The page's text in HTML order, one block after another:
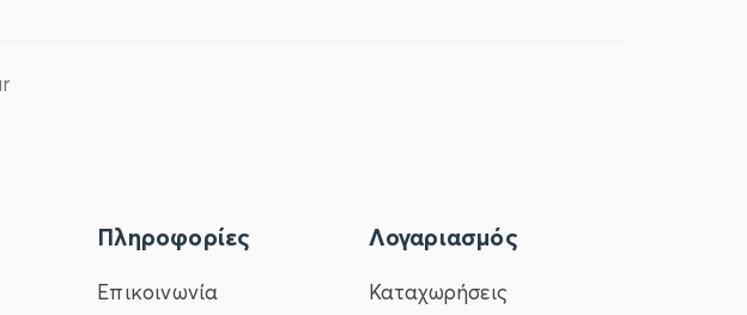
Πληροφορίες
Επικοινωνία
Λογαριασμός
Καταχωρήσεις